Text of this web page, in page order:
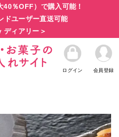
40％OFF）で購入可能！
ドユーザー直送可能
ディアリー＞
ログイン 会員登録